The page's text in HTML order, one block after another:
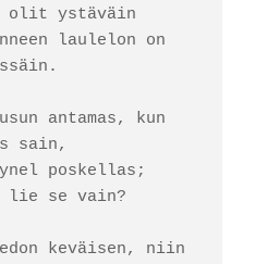
olit ystäväin
laulelon on
antamas, kun
sain,
poskellas;
lie se vain?
keväisen, niin